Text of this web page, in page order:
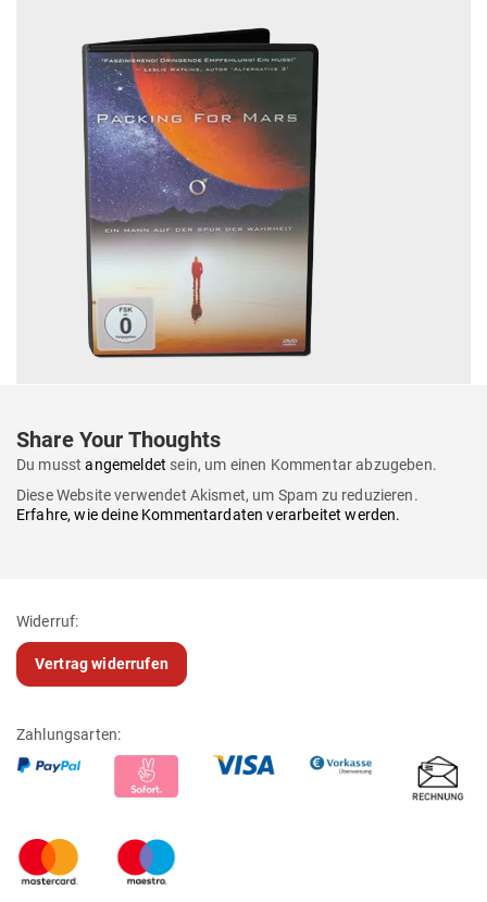
Share Your Thoughts
Du musstangemeldet sein, um einen Kommentar abzugeben.
Diese Website verwendet Akismet, um Spam zu reduzieren.
Erfahre, wie deine Kommentardaten verarbeitet werden.
Widerruf:
Vertrag widerrufen
Zahlungsarten: